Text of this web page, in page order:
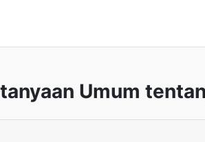
Umum